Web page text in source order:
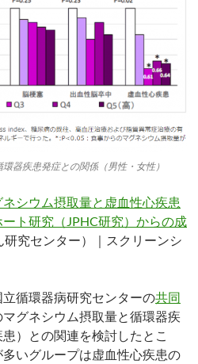
器疾患発症との関係（男性・女性）
シウム摂取量と虚血性心疾患
ト研究（JPHC研究）からの成
研究センター）｜スクリーンシ
循環器病研究センターの共同
グネシウム摂取量と循環器疾
）との関連を検討したとこ
いグループは虚血性心疾患の